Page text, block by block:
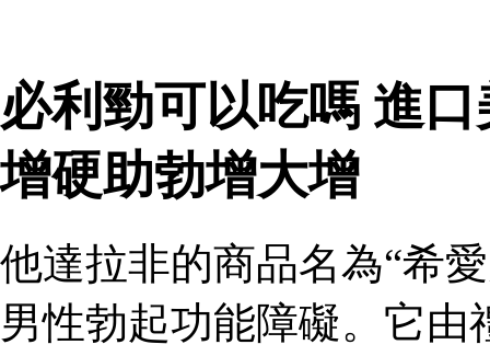
必利勁可以吃嗎 進
增硬助勃增大增
他達拉非的商品名為“希
男性勃起功能障礙。它